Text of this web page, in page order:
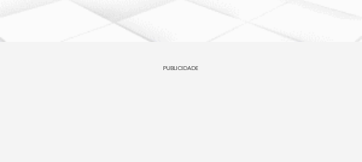
PUBLICIDADE